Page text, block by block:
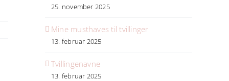
25. november 2025
Mine musthaves til tvillinger
13. februar 2025
Tvillingenavne
13. februar 2025